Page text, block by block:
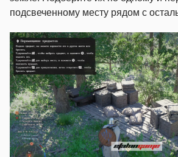
подсвеченному месту рядом с